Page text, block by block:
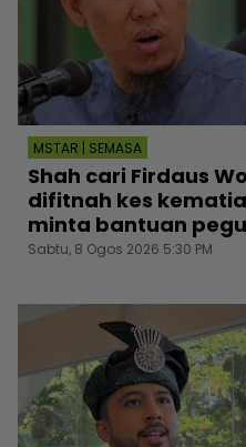
MSTAR | SEMASA
Shah cari Firdaus
difitnah kes
minta bantuan
Sabtu, 8 Ogos 2026 5:30 PM